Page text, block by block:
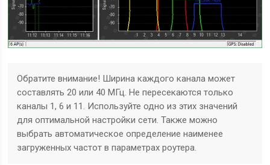
Обратите внимание! Ширина каждого канала может
составлять 20 или 40 МГц. Не пересекаются только
каналы 1, 6 и 11. Используйте одно из этих значений
для оптимальной настройки сети. Также можно
выбрать автоматическое определение наименее
загруженных частот в параметрах роутера.